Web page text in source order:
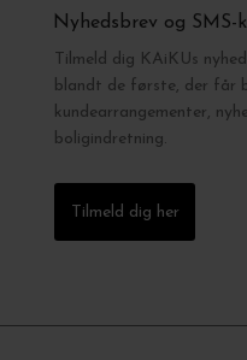
Nyhedsbrev og SMS-
Tilmeld dig KAiKUs
blandt de første, der får
kundearrangementer,
boligindretning.
Tilmeld dig her